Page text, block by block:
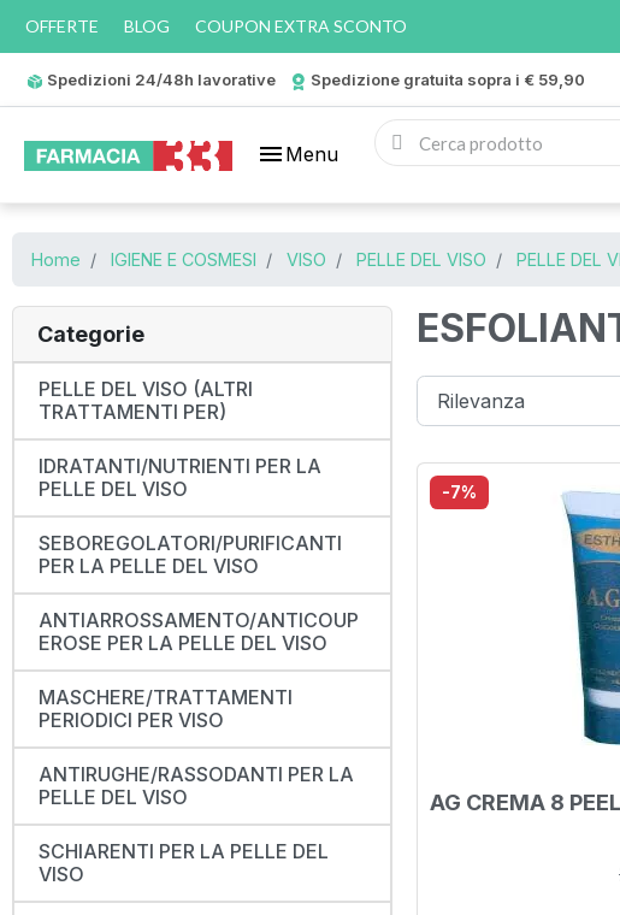
OFFERTE BLOG COUPON EXTRA SCONTO
Spedizioni 24/48h lavorative Spedizione gratuita sopra i € 59,90
menu Menu
Home IGIENE E COSMESI VISO PELLE DEL VISO PELLE DEL
Categorie
PELLE DEL VISO (ALTRI
TRATTAMENTI PER)
IDRATANTI/NUTRIENTI PER LA
PELLE DEL VISO
SEBOREGOLATORI/PURIFICANTI
PER LA PELLE DEL VISO
ANTIARROSSAMENTO/ANTICOUP
EROSE PER LA PELLE DEL VISO
MASCHERE/TRATTAMENTI
PERIODICI PER VISO
ANTIRUGHE/RASSODANTI PER LA
PELLE DEL VISO
SCHIARENTI PER LA PELLE DEL
VISO
-7%
AG CREMA 8